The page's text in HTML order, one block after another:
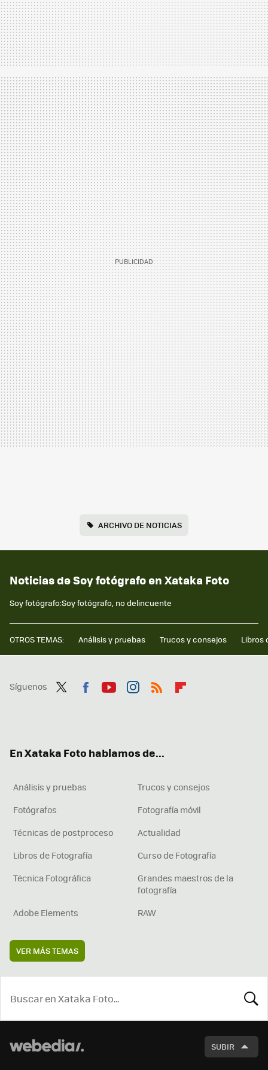
ARCHIVO DE NOTICIAS
Noticias de Soy fotógrafo en Xataka Foto
Soy fotógrafo:Soy fotógrafo, no delincuente
OTROS TEMAS: Análisis y pruebas Trucos y consejos Libros
Síguenos
En Xataka Foto hablamos de...
Análisis y pruebas
Trucos y consejos
Fotógrafos
Fotografía móvil
Técnicas de postproceso
Actualidad
Libros de Fotografía
Curso de Fotografía
Técnica Fotográfica
Grandes maestros de la
fotografía
Adobe Elements
RAW
VER MÁS TEMAS
SUBIR